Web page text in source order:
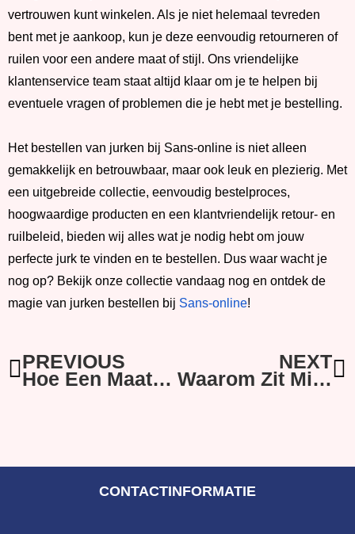
vertrouwen kunt winkelen. Als je niet helemaal tevreden
bent met je aankoop, kun je deze eenvoudig retourneren of
ruilen voor een andere maat of stijl. Ons vriendelijke
klantenservice team staat altijd klaar om je te helpen bij
eventuele vragen of problemen die je hebt met je bestelling.
Het bestellen van jurken bij Sans-online is niet alleen
gemakkelijk en betrouwbaar, maar ook leuk en plezierig. Met
een uitgebreide collectie, eenvoudig bestelproces,
hoogwaardige producten en een klantvriendelijk retour- en
ruilbeleid, bieden wij alles wat je nodig hebt om jouw
perfecte jurk te vinden en te bestellen. Dus waar wacht je
nog op? Bekijk onze collectie vandaag nog en ontdek de
magie van jurken bestellen bij Sans-online!
Vorige
PREVIOUS
Hoe Een Maatpak Opgemeten Wordt
NEXT
Waarom Zit Mijn Dirndl Nooit Goed?
CONTACTINFORMATIE